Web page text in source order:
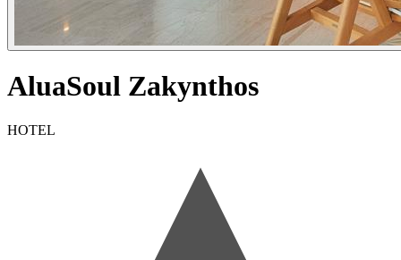
AluaSoul Zakynthos
HOTEL